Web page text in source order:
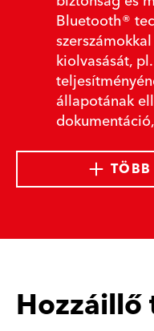
Bluetooth®
kiolvasását,
állapotának
TÖBB